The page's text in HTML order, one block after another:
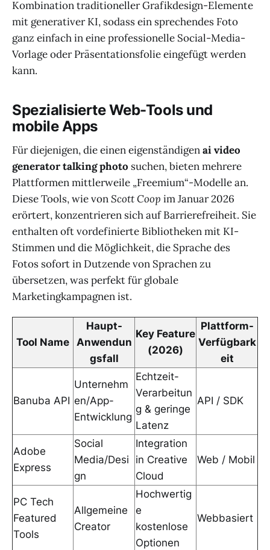
Kombination traditioneller Grafikdesign-Elemente
mit generativer KI, sodass ein sprechendes Foto
ganz einfach in eine professionelle Social-Media-
Vorlage oder Präsentationsfolie eingefügt werden
kann.
Spezialisierte Web-Tools und
mobile Apps
Für diejenigen, die einen eigenständigenai video
generator talking photo suchen, bieten mehrere
Plattformen mittlerweile „Freemium“-Modelle an.
Diese Tools, wie vonScott Coop im Januar 2026
erörtert, konzentrieren sich auf Barrierefreiheit. Sie
enthalten oft vordefinierte Bibliotheken mit KI-
Stimmen und die Möglichkeit, die Sprache des
Fotos sofort in Dutzende von Sprachen zu
übersetzen, was perfekt für globale
Marketingkampagnen ist.
Tool Name
Haupt-
Anwendun
gsfall
Key Feature
(2026)
Plattform-
Verfügbark
eit
Banuba API
Unternehm
en/App-
Entwicklung
Echtzeit-
Verarbeitun
g & geringe
Latenz
API / SDK
Adobe
Express
Social
Media/Desi
gn
Integration
in Creative
Cloud
Web / Mobil
PC Tech
Featured
Tools
Allgemeine
Creator
Hochwertig
e
kostenlose
Optionen
Webbasiert